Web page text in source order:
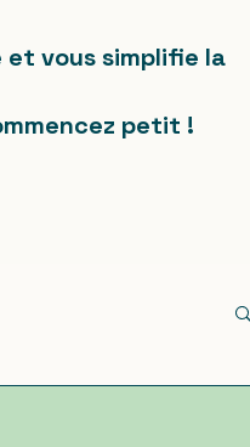
et vous simplifie la
petit !